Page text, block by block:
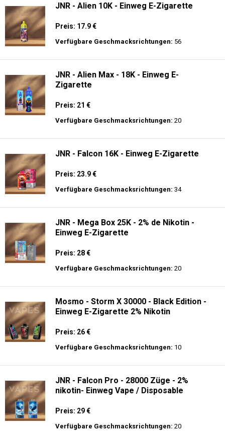
JNR - Alien 10K - Einweg E-Zigarette
Preis: 17.9 €
Verfügbare Geschmacksrichtungen: 56
JNR - Alien Max - 18K - Einweg E-
Zigarette
Preis: 21 €
Verfügbare Geschmacksrichtungen: 20
JNR - Falcon 16K - Einweg E-Zigarette
Preis: 23.9 €
Verfügbare Geschmacksrichtungen: 34
JNR - Mega Box 25K - 2% de Nikotin -
Einweg E-Zigarette
Preis: 28 €
Verfügbare Geschmacksrichtungen: 20
Mosmo - Storm X 30000 - Black Edition -
Einweg E-Zigarette 2% Nikotin
Preis: 26 €
Verfügbare Geschmacksrichtungen: 10
JNR - Falcon Pro - 28000 Züge - 2%
nikotin- Einweg Vape / Disposable
Preis: 29 €
Verfügbare Geschmacksrichtungen: 20